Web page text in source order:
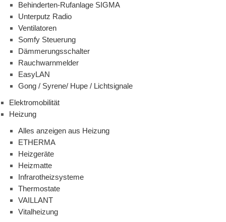
Behinderten-Rufanlage SIGMA
Unterputz Radio
Ventilatoren
Somfy Steuerung
Dämmerungsschalter
Rauchwarnmelder
EasyLAN
Gong / Syrene/ Hupe / Lichtsignale
Elektromobilität
Heizung
Alles anzeigen aus Heizung
ETHERMA
Heizgeräte
Heizmatte
Infrarotheizsysteme
Thermostate
VAILLANT
Vitalheizung